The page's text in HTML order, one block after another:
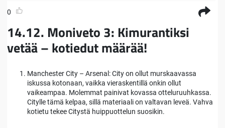
0
14.12. Moniveto 3: Kimurantiksi
vetää – kotiedut määrää!
Manchester City – Arsenal: City on ollut murskaavassa
iskussa kotonaan, vaikka vieraskentillä onkin ollut
vaikeampaa. Molemmat painivat kovassa otteluruuhkassa.
Citylle tämä kelpaa, sillä materiaali on valtavan leveä. Vahva
kotietu tekee Citystä huippuottelun suosikin.